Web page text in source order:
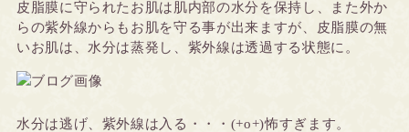
皮脂膜に守られたお肌は肌内部の水分を保持し、また外か
らの紫外線からもお肌を守る事が出来ますが、皮脂膜の無
いお肌は、水分は蒸発し、紫外線は透過する状態に。
水分は逃げ、紫外線は入る・・・(+o+)怖すぎます。